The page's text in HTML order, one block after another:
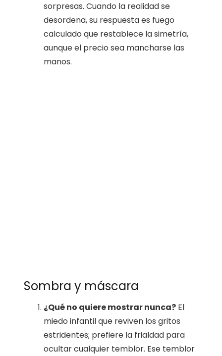
sorpresas. Cuando la realidad se
desordena, su respuesta es fuego
calculado que restablece la simetría,
aunque el precio sea mancharse las
manos.
Sombra y máscara
¿Qué no quiere mostrar nunca? El
miedo infantil que reviven los gritos
estridentes; prefiere la frialdad para
ocultar cualquier temblor. Ese temblor